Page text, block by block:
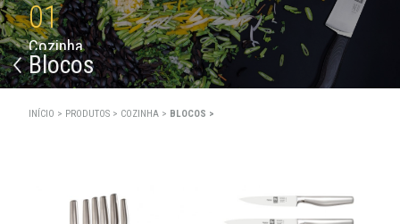
01
Cozinha
Blocos
INÍCIO > PRODUTOS > COZINHA > BLOCOS >